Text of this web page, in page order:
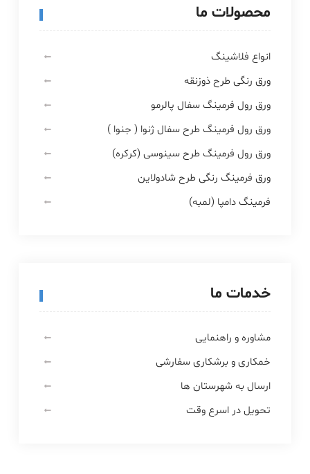
محصولات ما
انواع فلاشینگ
ورق رنگی طرح ذوزنقه
ورق رول فرمینگ سفال پالرمو
ورق رول فرمینگ طرح سفال ژنوا ( جنوا )
ورق رول فرمینگ طرح سینوسی (کرکره)
ورق فرمینگ رنگی طرح شادولاین
فرمینگ دامپا (لمبه)
خدمات ما
مشاوره و راهنمایی
خمکاری و برشکاری سفارشی
ارسال به شهرستان ها
تحویل در اسرع وقت